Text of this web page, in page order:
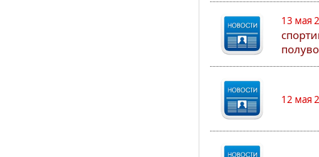
13 мая
12 мая